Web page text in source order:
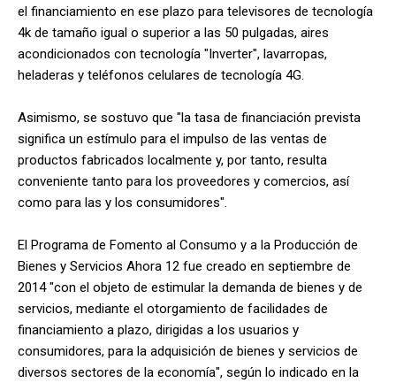
el financiamiento en ese plazo para televisores de tecnología
4k de tamaño igual o superior a las 50 pulgadas, aires
acondicionados con tecnología "Inverter", lavarropas,
heladeras y teléfonos celulares de tecnología 4G.
Asimismo, se sostuvo que "la tasa de financiación prevista
significa un estímulo para el impulso de las ventas de
productos fabricados localmente y, por tanto, resulta
conveniente tanto para los proveedores y comercios, así
como para las y los consumidores".
El Programa de Fomento al Consumo y a la Producción de
Bienes y Servicios Ahora 12 fue creado en septiembre de
2014 "con el objeto de estimular la demanda de bienes y de
servicios, mediante el otorgamiento de facilidades de
financiamiento a plazo, dirigidas a los usuarios y
consumidores, para la adquisición de bienes y servicios de
diversos sectores de la economía", según lo indicado en la